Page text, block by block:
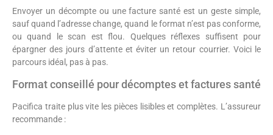
Envoyer un décompte ou une facture santé est un geste simple,
sauf quand l’adresse change, quand le format n’est pas conforme,
ou quand le scan est flou. Quelques réflexes suffisent pour
épargner des jours d’attente et éviter un retour courrier. Voici le
parcours idéal, pas à pas.
Format conseillé pour décomptes et factures santé
Pacifica traite plus vite les pièces lisibles et complètes. L’assureur
recommande :